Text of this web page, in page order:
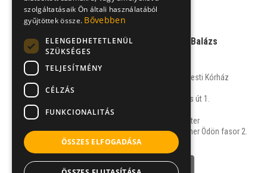
Dr. Kovács János Balázs
Jahn Ferenc Dél-pesti Kórház
1204 Budapest, Köves út 1.
Duna Medical Center
1095 Budapest, Lechner Ödön fasor 2.
NÉVJEGY
szolgáltatásaik Ön általi használatából
gyűjtöttek össze. Bővebben
ELENGEDHETETLENÜL
SZÜKSÉGES
TELJESÍTMÉNY
CÉLZÁS
FUNKCIONALITÁS
ÖSSZES ELFOGADÁSA